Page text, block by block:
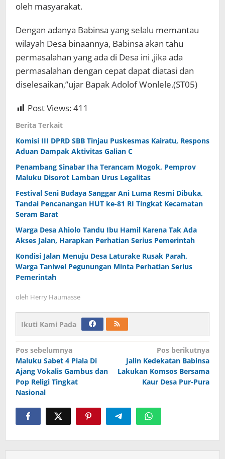
oleh masyarakat.
Dengan adanya Babinsa yang selalu memantau
wilayah Desa binaannya, Babinsa akan tahu
permasalahan yang ada di Desa ini ,jika ada
permasalahan dengan cepat dapat diatasi dan
diselesaikan,”ujar Bapak Adolof Wonlele.(ST05)
Post Views:411
Berita Terkait
Komisi III DPRD SBB Tinjau Puskesmas Kairatu, Respons
Aduan Dampak Aktivitas Galian C
Penambang Sinabar Iha Terancam Mogok, Pemprov
Maluku Disorot Lamban Urus Legalitas
Festival Seni Budaya Sanggar Ani Luma Resmi Dibuka,
Tandai Pencanangan HUT ke-81 RI Tingkat Kecamatan
Seram Barat
Warga Desa Ahiolo Tandu Ibu Hamil Karena Tak Ada
Akses Jalan, Harapkan Perhatian Serius Pemerintah
Kondisi Jalan Menuju Desa Laturake Rusak Parah,
Warga Taniwel Pegunungan Minta Perhatian Serius
Pemerintah
oleh Herry Haumasse
Ikuti Kami Pada
Navigasi
pos
Pos sebelumnya
Maluku Sabet 4 Piala Di
Ajang Vokalis Gambus dan
Pop Religi Tingkat
Nasional
Pos berikutnya
Jalin Kedekatan Babinsa
Lakukan Komsos Bersama
Kaur Desa Pur-Pura